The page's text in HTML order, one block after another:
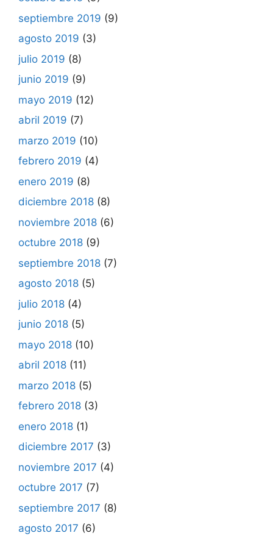
septiembre 2019 (9)
agosto 2019 (3)
julio 2019 (8)
junio 2019 (9)
mayo 2019 (12)
abril 2019 (7)
marzo 2019 (10)
febrero 2019 (4)
enero 2019 (8)
diciembre 2018 (8)
noviembre 2018 (6)
octubre 2018 (9)
septiembre 2018 (7)
agosto 2018 (5)
julio 2018 (4)
junio 2018 (5)
mayo 2018 (10)
abril 2018 (11)
marzo 2018 (5)
febrero 2018 (3)
enero 2018 (1)
diciembre 2017 (3)
noviembre 2017 (4)
octubre 2017 (7)
septiembre 2017 (8)
agosto 2017 (6)